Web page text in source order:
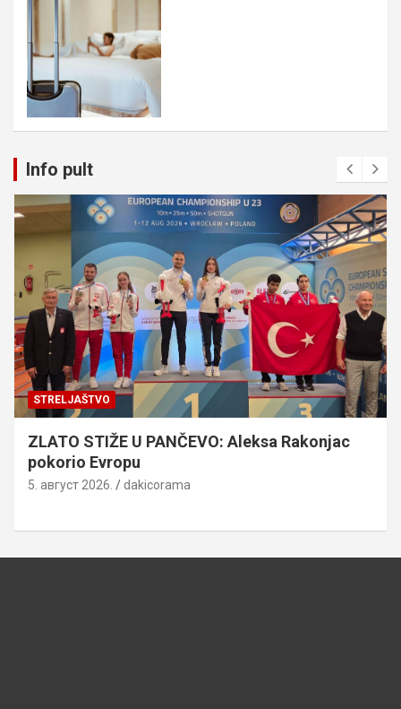
Info pult
STRELJAŠTVO
ZLATO STIŽE U PANČEVO: Aleksa Rakonjac
pokorio Evropu
5. август 2026. dakicorama